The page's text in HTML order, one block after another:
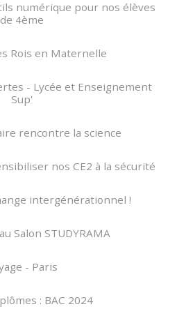
numérique pour nos élèves
de 4ème
Rois en Maternelle
- Lycée et Enseignement
Sup'
rencontre la science
nos CE2 à la sécurité
intergénérationnel !
Salon STUDYRAMA
- Paris
: BAC 2024